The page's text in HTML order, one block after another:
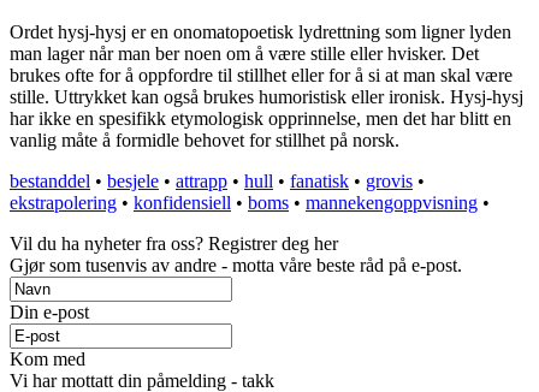
Ordet hysj-hysj er en onomatopoetisk lydrettning som ligner lyden
man lager når man ber noen om å være stille eller hvisker. Det
brukes ofte for å oppfordre til stillhet eller for å si at man skal være
stille. Uttrykket kan også brukes humoristisk eller ironisk. Hysj-hysj
har ikke en spesifikk etymologisk opprinnelse, men det har blitt en
vanlig måte å formidle behovet for stillhet på norsk.
bestanddel • besjele • attrapp • hull • fanatisk • grovis •
ekstrapolering • konfidensiell • boms • mannekengoppvisning •
Vil du ha nyheter fra oss? Registrer deg her
Gjør som tusenvis av andre - motta våre beste råd på e-post.
Din e-post
Kom med
Vi har mottatt din påmelding - takk